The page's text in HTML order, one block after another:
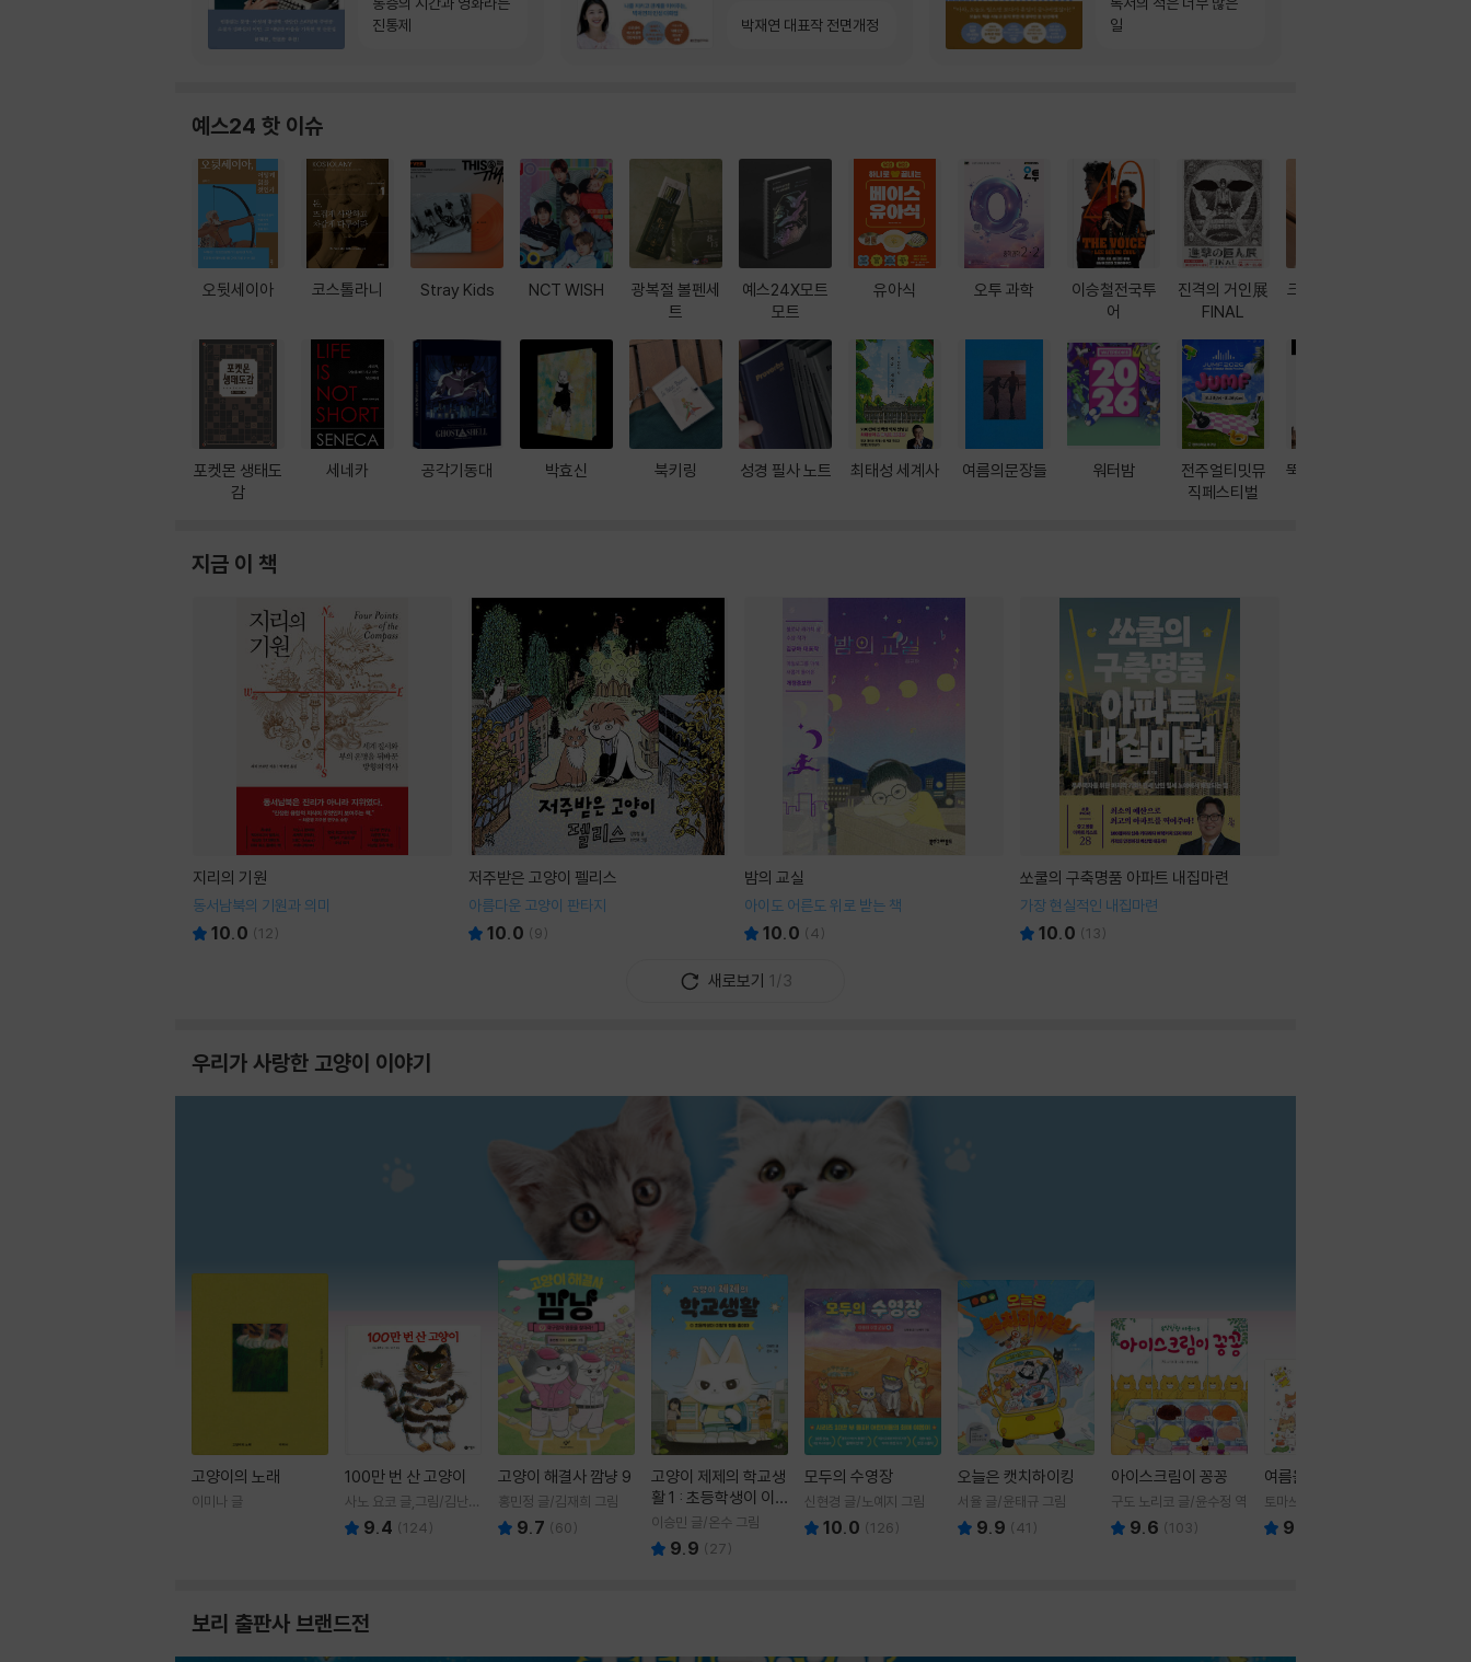
진통제
박재연 대표작 전면개정
일
예스24 핫 이슈
오뒷세이아
포켓몬 생태도
감
코스톨라니
세네카
Stray Kids
공각기동대
NCT WISH
박효신
광복절 볼펜세
트
북키링
예스24X모트
모트
성경 필사 노트
유아식
최태성 세계사
오투 과학
여름의문장들
이승철전국투
어
워터밤
진격의 거인展
FINAL
전주얼티밋뮤
직페스티벌
크레마 이북 리
뚝딱! AI 3대장
지금 이 책
지리의 기원
동서남북의 기원과 의미
10.0 (12)
저주받은 고양이 펠리스
아름다운 고양이 판타지
10.0 (9)
밤의 교실
아이도 어른도 위로 받는 책
10.0 (4)
쏘쿨의 구축명품 아파트 내집마련
가장 현실적인 내집마련
10.0 (13)
새로보기 1/3
우리가 사랑한 고양이 이야기
고양이의 노래
이미나 글
100만 번 산 고양이
사노 요코 글,그림/김난주
역 9.4 (124)
고양이 해결사 깜냥 9
홍민정 글/김재희 그림
9.7 (60)
고양이 제제의 학교생
활 1 : 초등학생이 이
렇게 힘들 줄이야
이승민 글/온수 그림
9.9 ( 27)
모두의 수영장
신현경 글/노예지 그림
10.0 (126)
오늘은 캣치하이킹
서율 글/윤태규 그림
9.9 (41 )
아이스크림이 꽁꽁
구도 노리코 글/윤수정 역
9.6 (103)
여름을 부탁해
토마쓰리 글그림
9.8
보리 출판사 브랜드전